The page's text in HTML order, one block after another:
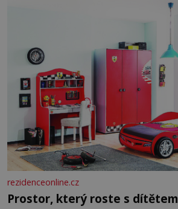
rezidenceonline.cz
Prostor, který roste s dítětem